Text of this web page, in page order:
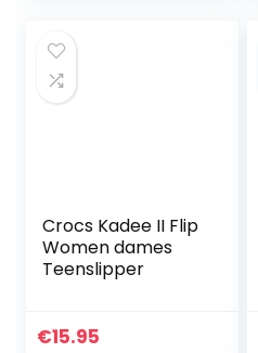
Crocs Kadee II Flip
Women dames
Teenslipper
€15.95